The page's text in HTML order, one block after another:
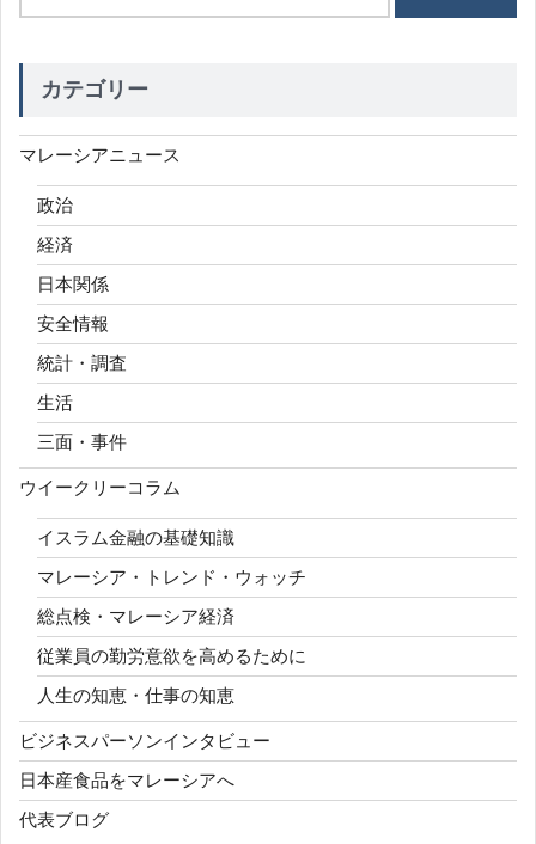
カテゴリー
マレーシアニュース
政治
経済
日本関係
安全情報
統計・調査
生活
三面・事件
ウイークリーコラム
イスラム金融の基礎知識
マレーシア・トレンド・ウォッチ
総点検・マレーシア経済
従業員の勤労意欲を高めるために
人生の知恵・仕事の知恵
ビジネスパーソンインタビュー
日本産食品をマレーシアへ
代表ブログ